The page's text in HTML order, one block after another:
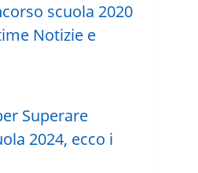
scuola 2020
Notizie e